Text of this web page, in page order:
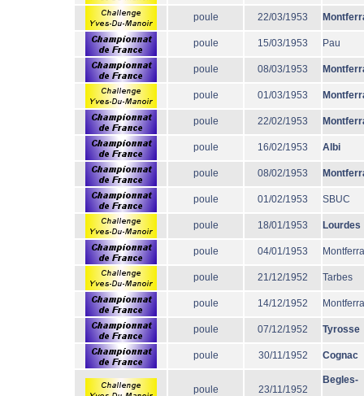
poule 22/03/1953
poule 15/03/1953 Pau
poule 08/03/1953
poule 01/03/1953
poule 22/02/1953
poule 16/02/1953 Albi
poule 08/02/1953
poule 01/02/1953 SBUC
poule 18/01/1953 Lourdes
poule 04/01/1953
poule 21/12/1952 Tarbes
poule 14/12/1952
poule 07/12/1952 Tyrosse
poule 30/11/1952 Cognac
poule 23/11/1952
Begles-